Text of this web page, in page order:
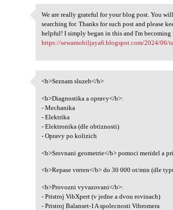
We are really grateful for
We are really grateful for your blog post. You
searching for. Thanks for such post and please
helpful! I simply began in this and I'm
https://sewamobiljaya6.blogspot.com/2024/06/
<b>Seznam sluzeb</b>
<b>Diagnostika a opravy</b>:
- Mechanika
- Elektrika
- Elektronika (dle obtiznosti)
- Opravy po kolizich
<b>Srovnani geometrie</b> pomoci meridel a
<b>Repase vreten</b> do 30 000 ot/min (dle
<b>Provozni vyvazovani</b>:
- Pristroj VibXpert (v jedne a dvou rovinach)
- Pristroj Balanset-1A spolecnosti Vibromera